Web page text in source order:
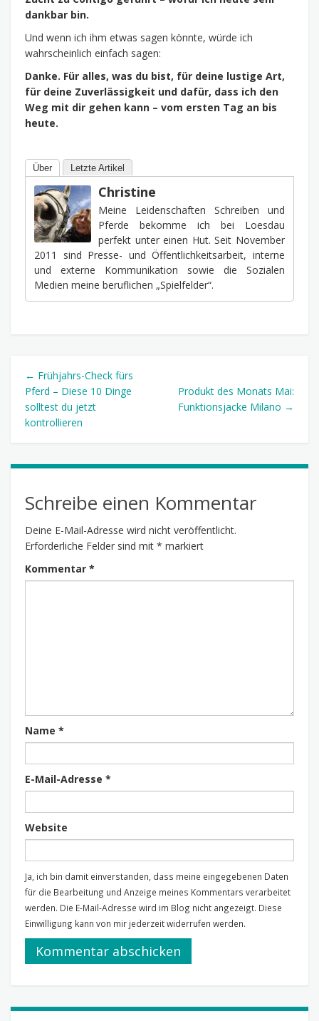
dankbar bin.
Und wenn ich ihm etwas sagen könnte, würde ich
wahrscheinlich einfach sagen:
Danke. Für alles, was du bist, für deine lustige Art,
für deine Zuverlässigkeit und dafür, dass ich den
Weg mit dir gehen kann – vom ersten Tag an bis
heute.
Über Letzte Artikel
Christine
Meine Leidenschaften Schreiben und
Pferde bekomme ich bei Loesdau
perfekt unter einen Hut. Seit November
2011 sind Presse- und Öffentlichkeitsarbeit, interne
und externe Kommunikation sowie die Sozialen
Medien meine beruflichen „Spielfelder“.
← Frühjahrs-Check fürs
Pferd – Diese 10 Dinge
solltest du jetzt
kontrollieren
Produkt des Monats Mai:
Funktionsjacke Milano →
Schreibe einen Kommentar
Deine E-Mail-Adresse wird nicht veröffentlicht.
Erforderliche Felder sind mit * markiert
Kommentar *
Name *
E-Mail-Adresse *
Website
Ja, ich bin damit einverstanden, dass meine eingegebenen Daten
für die Bearbeitung und Anzeige meines Kommentars verarbeitet
werden. Die E-Mail-Adresse wird im Blog nicht angezeigt. Diese
Einwilligung kann von mir jederzeit widerrufen werden.